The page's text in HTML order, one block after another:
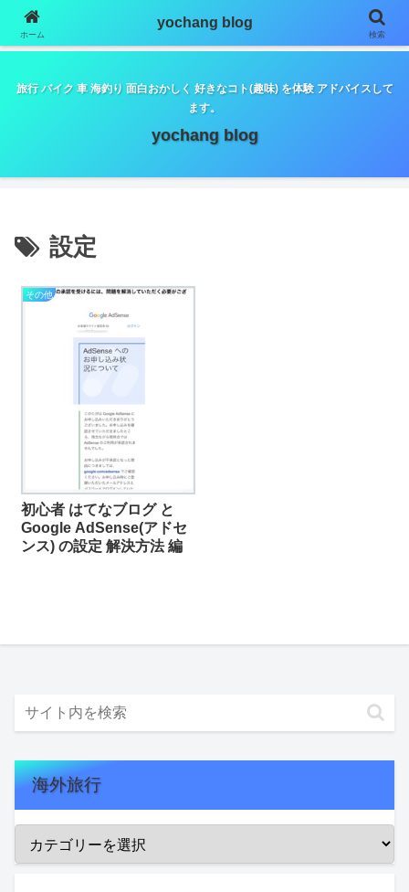
google.com, pub-5798179889932653, DIRECT,
f08c47fec0942fa0
旅行 バイク 車 海釣り 面白おかしく 好きなコト(趣味) を体験 アドバイスして
ます。
yochang blog
設定
その他
初心者 はてなブログ と
Google AdSense(アドセ
ンス) の設定 解決方法 編
海外旅行
ホーム
yochang blog
検索